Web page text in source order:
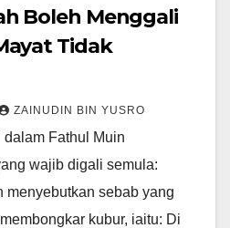
Boleh Menggali
Tidak
ZAINUDIN BIN YUSRO
Fathul Muin
wajib digali semula:
menyebutkan sebab yang
kubur, iaitu: Di